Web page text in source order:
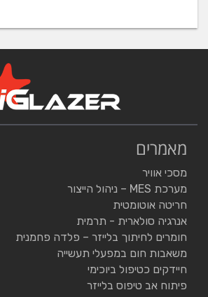
מאמרים
מסכי אוויר
מערכת MES – ניהול הייצור
חריטה אוטומטית
אנרגיה סולארית - תרמית
חומרים לחיתוך בלייזר – פלדה פחמנית
משאבות חום במפעלי תעשייה
חיידקים כטיפול ביוכימי
פיתוח אב טיפוס בלייזר